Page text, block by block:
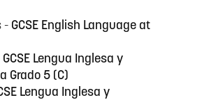
- GCSE English Language at
GCSE Lengua Inglesa y
Grado 5 (C)
Lengua Inglesa y